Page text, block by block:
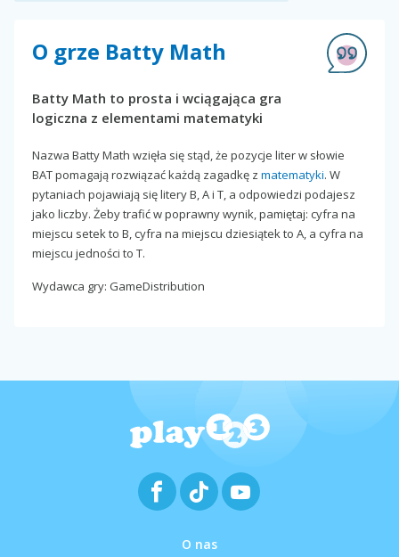
O grze Batty Math
Batty Math to prosta i wciągająca gra
logiczna z elementami matematyki
Nazwa Batty Math wzięła się stąd, że pozycje liter w słowie
BAT pomagają rozwiązać każdą zagadkę z matematyki. W
pytaniach pojawiają się litery B, A i T, a odpowiedzi podajesz
jako liczby. Żeby trafić w poprawny wynik, pamiętaj: cyfra na
miejscu setek to B, cyfra na miejscu dziesiątek to A, a cyfra na
miejscu jedności to T.
Wydawca gry: GameDistribution
O nas